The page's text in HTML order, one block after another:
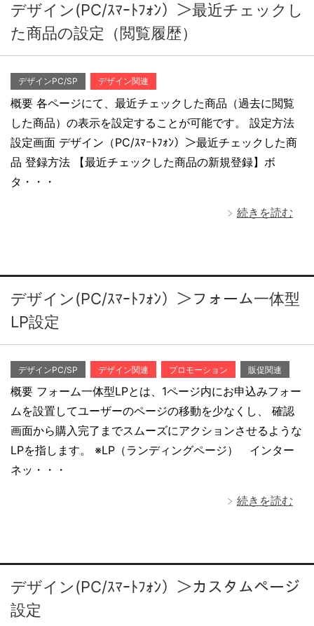
デザイン(PC/ｽﾏｰﾄﾌｫﾝ）＞最近チェックし
た商品の設定（閲覧履歴）
デザインPC/SP デザイン関連
概要 各ページにて、最近チェックした商品（過去に閲覧
した商品）の表示を設定することが可能です。 設定方法
設定画面 デザイン（PC/ｽﾏｰﾄﾌｫﾝ）＞最近チェックした商
品 登録方法 【最近チェックした商品の新規登録】ボ
タ・・・
続きを読む
デザイン(PC/ｽﾏｰﾄﾌｫﾝ）＞フォーム一体型
LP設定
デザインPC/SP デザイン関連 プロモーション 販促関連
概要 フォーム一体型LPとは、1ページ内にお申込みフォー
ムを設置してユーザーのページの移動を少なくし、 確認
画面から購入完了までスムーズにアクションさせるような
LPを指します。 ※LP（ランディングページ） インター
ネッ・・・
続きを読む
デザイン(PC/ｽﾏｰﾄﾌｫﾝ）＞カスタムページ
設定